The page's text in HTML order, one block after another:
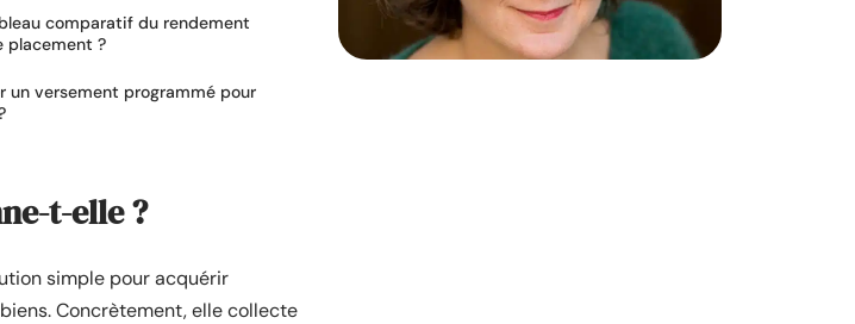
comparatif du rendement
placement ?
un versement programmé pour
t-elle ?
simple pour acquérir
Concrètement, elle collecte